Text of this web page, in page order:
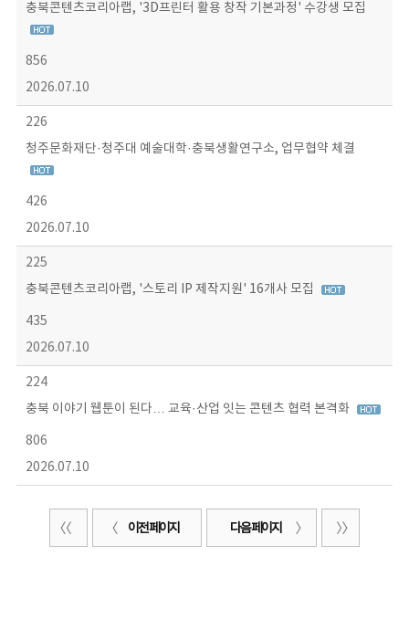
충북콘텐츠코리아랩, '3D프린터 활용 창작 기본과정' 수강생 모집
856
2026.07.10
226
청주문화재단·청주대 예술대학·충북생활연구소, 업무협약 체결
426
2026.07.10
225
충북콘텐츠코리아랩, '스토리 IP 제작지원' 16개사 모집
435
2026.07.10
224
충북 이야기 웹툰이 된다… 교육·산업 잇는 콘텐츠 협력 본격화
806
2026.07.10
이전 페이지 다음 페이지